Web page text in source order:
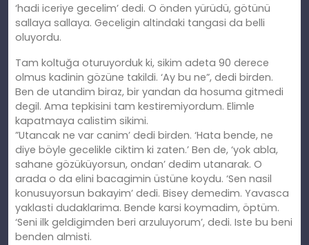
‘hadi iceriye gecelim’ dedi. O önden yürüdü, götünü
sallaya sallaya. Geceligin altindaki tangasi da belli
oluyordu.
Tam koltuğa oturuyorduk ki, sikim adeta 90 derece
olmus kadinin gözüne takildi. ‘Ay bu ne”, dedi birden.
Ben de utandim biraz, bir yandan da hosuma gitmedi
degil. Ama tepkisini tam kestiremiyordum. Elimle
kapatmaya calistim sikimi.
”Utancak ne var canim’ dedi birden. ‘Hata bende, ne
diye böyle gecelikle ciktim ki zaten.’ Ben de, ‘yok abla,
sahane gözüküyorsun, ondan’ dedim utanarak. O
arada o da elini bacagimin üstüne koydu. ‘Sen nasil
konusuyorsun bakayim’ dedi. Bisey demedim. Yavasca
yaklasti dudaklarima. Bende karsi koymadim, öptüm.
‘Seni ilk geldigimden beri arzuluyorum’, dedi. Iste bu beni
benden almisti.